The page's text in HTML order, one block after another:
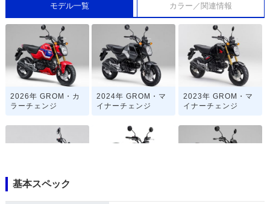
モデル一覧 カラー／関連情報
2026年 GROM・カ
ラーチェンジ
2024年 GROM・マ
イナーチェンジ
2023年 GROM・マ
イナーチェンジ
基本スペック